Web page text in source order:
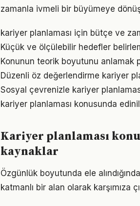
zamanla ivmeli bir büyümeye
kariyer planlaması için bütçe ve
Küçük ve ölçülebilir hedefler
Konunun teorik boyutunu anlamak
Düzenli öz değerlendirme kariyer
Sosyal çevrenizle kariyer
kariyer planlaması konusunda
Kariyer planlaması
kaynaklar
Özgünlük boyutunda ele
katmanlı bir alan olarak karşımıza